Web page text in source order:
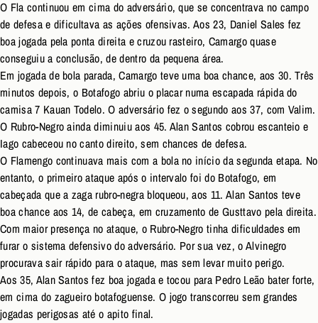
O Fla continuou em cima do adversário, que se concentrava no campo
de defesa e dificultava as ações ofensivas. Aos 23, Daniel Sales fez
boa jogada pela ponta direita e cruzou rasteiro, Camargo quase
conseguiu a conclusão, de dentro da pequena área.
Em jogada de bola parada, Camargo teve uma boa chance, aos 30. Três
minutos depois, o Botafogo abriu o placar numa escapada rápida do
camisa 7 Kauan Todelo. O adversário fez o segundo aos 37, com Valim.
O Rubro-Negro ainda diminuiu aos 45. Alan Santos cobrou escanteio e
Iago cabeceou no canto direito, sem chances de defesa.
O Flamengo continuava mais com a bola no início da segunda etapa. No
entanto, o primeiro ataque após o intervalo foi do Botafogo, em
cabeçada que a zaga rubro-negra bloqueou, aos 11. Alan Santos teve
boa chance aos 14, de cabeça, em cruzamento de Gusttavo pela direita.
Com maior presença no ataque, o Rubro-Negro tinha dificuldades em
furar o sistema defensivo do adversário. Por sua vez, o Alvinegro
procurava sair rápido para o ataque, mas sem levar muito perigo.
Aos 35, Alan Santos fez boa jogada e tocou para Pedro Leão bater forte,
em cima do zagueiro botafoguense. O jogo transcorreu sem grandes
jogadas perigosas até o apito final.